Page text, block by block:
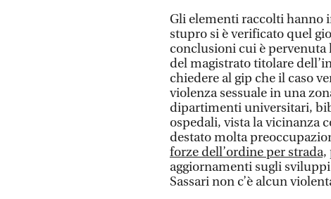
Gli elementi raccolti hanno
stupro si è verificato quel
conclusioni cui è
del magistrato titolare
chiedere al gip che il caso
violenza sessuale in una
dipartimenti universitari,
ospedali, vista la vicinanza
destato molta
forze dell’ordine per strada,
aggiornamenti sugli
Sassari non c’è alcun